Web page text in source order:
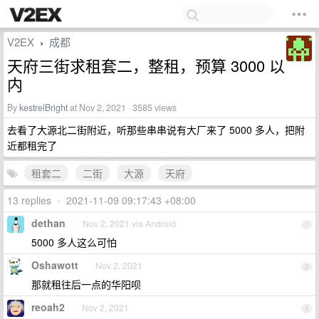
V2EX › 成都
天府三街求租套二，整租，预算 3000 以
内
BykestrelBrightat Nov 2, 2021 · 3585 views
去看了大源北二街附近，听那些串串说有大厂来了 5000 多人，把附
近都租完了
租套二
二街 大源
天府
13 replies • 2021-11-09 09:17:43 +08:00
1
dethan Nov 2, 2021 via Android
5000 多人这么可怕
2
Oshawott Nov 2, 2021
那就租往后一点的华阳呗
3
reoah2 Nov 2, 2021